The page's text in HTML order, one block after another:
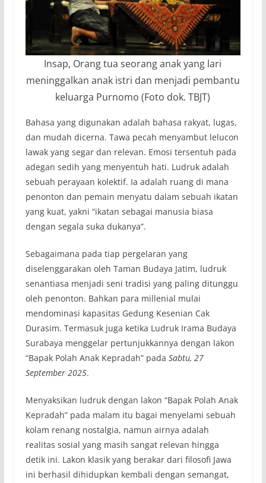
Insap, Orang tua seorang anak yang lari
meninggalkan anak istri dan menjadi pembantu
keluarga Purnomo (Foto dok. TBJT)
Bahasa yang digunakan adalah bahasa rakyat, lugas,
dan mudah dicerna. Tawa pecah menyambut lelucon
lawak yang segar dan relevan. Emosi tersentuh pada
adegan sedih yang menyentuh hati. Ludruk adalah
sebuah perayaan kolektif. Ia adalah ruang di mana
penonton dan pemain menyatu dalam sebuah ikatan
yang kuat, yakni “ikatan sebagai manusia biasa
dengan segala suka dukanya”.
Sebagaimana pada tiap pergelaran yang
diselenggarakan oleh Taman Budaya Jatim, ludruk
senantiasa menjadi seni tradisi yang paling ditunggu
oleh penonton. Bahkan para millenial mulai
mendominasi kapasitas Gedung Kesenian Cak
Durasim. Termasuk juga ketika Ludruk Irama Budaya
Surabaya menggelar pertunjukkannya dengan lakon
“Bapak Polah Anak Kepradah” pada Sabtu, 27
September 2025.
Menyaksikan ludruk dengan lakon “Bapak Polah Anak
Kepradah” pada malam itu bagai menyelami sebuah
kolam renang nostalgia, namun airnya adalah
realitas sosial yang masih sangat relevan hingga
detik ini. Lakon klasik yang berakar dari filosofi Jawa
ini berhasil dihidupkan kembali dengan semangat,